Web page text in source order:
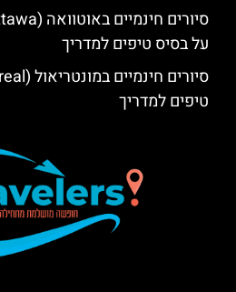
על בסיס טיפים למדריך
טיפים למדריך